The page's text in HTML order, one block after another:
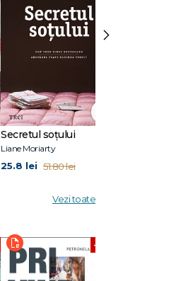
Secretul soţului
Liane Moriarty
25.8 lei 51.80 lei
›
Vezi toate
-40%